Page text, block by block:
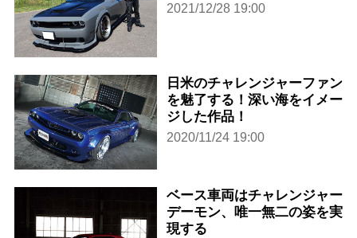
2021/12/28 19:00
日米のチャレンジャーファン
を魅了する！深い海をイメー
ジした作品！
2020/11/24 19:00
ベース車両はチャレンジャー
デーモン、唯一無二の姿を実
現する